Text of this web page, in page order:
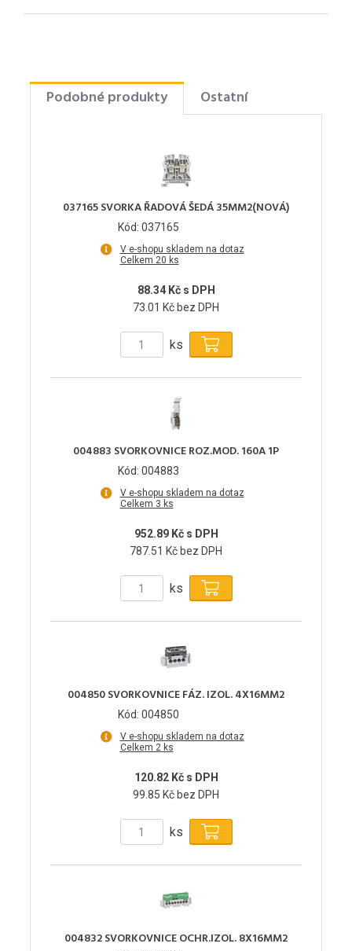
Podobné produkty Ostatní
037165 SVORKA ŘADOVÁ ŠEDÁ 35MM2(NOVÁ)
Kód: 037165
V e-shopu skladem na dotaz
Celkem 20 ks
88.34 Kč s DPH
73.01 Kč bez DPH
ks
004883 SVORKOVNICE ROZ.MOD. 160A 1P
Kód: 004883
V e-shopu skladem na dotaz
Celkem 3 ks
952.89 Kč s DPH
787.51 Kč bez DPH
ks
004850 SVORKOVNICE FÁZ. IZOL. 4X16MM2
Kód: 004850
V e-shopu skladem na dotaz
Celkem 2 ks
120.82 Kč s DPH
99.85 Kč bez DPH
ks
004832 SVORKOVNICE OCHR.IZOL. 8X16MM2